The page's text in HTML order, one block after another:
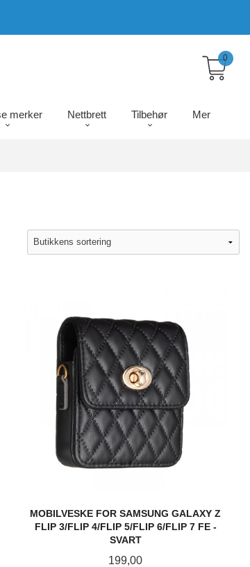
merker Nettbrett Tilbehør Mer
0
MOBILVESKE FOR SAMSUNG GALAXY Z
FLIP 3/FLIP 4/FLIP 5/FLIP 6/FLIP 7 FE -
SVART
Pris
199,00